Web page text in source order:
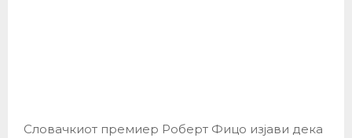
Словачкиот премиер Роберт Фицо изјави дека